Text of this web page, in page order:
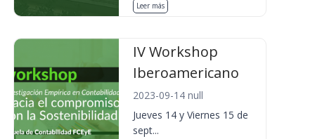
Leer más
IV Workshop
Iberoamericano
2023-09-14 null
Jueves 14 y Viernes 15 de
sept...